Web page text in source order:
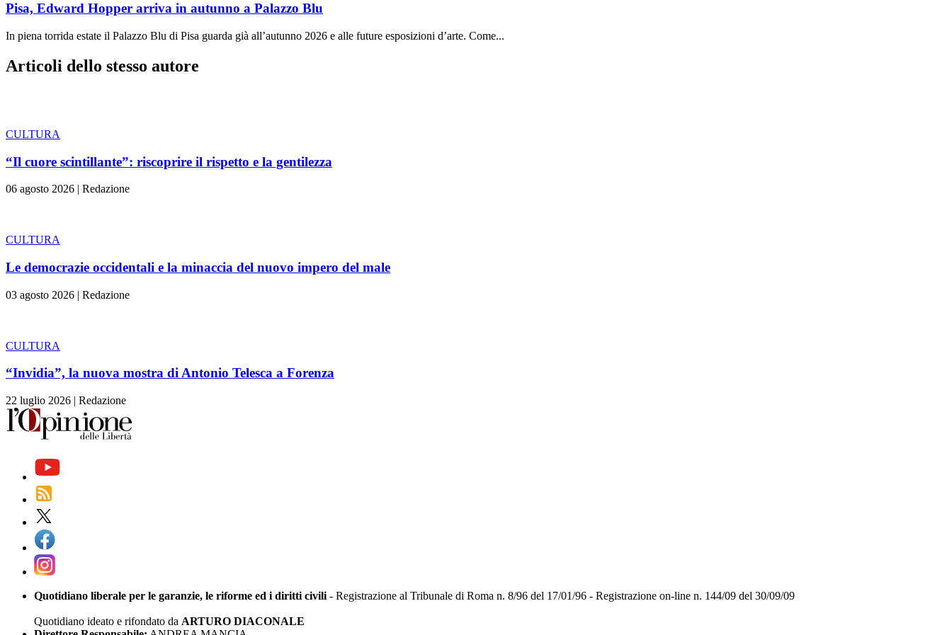
Pisa, Edward Hopper arriva in autunno a Palazzo Blu
In piena torrida estate il Palazzo Blu di Pisa guarda già all’autunno 2026 e alle future esposizioni d’arte. Come...
Articoli dello stesso autore
CULTURA
“Il cuore scintillante”: riscoprire il rispetto e la gentilezza
06 agosto 2026 | Redazione
CULTURA
Le democrazie occidentali e la minaccia del nuovo impero del male
03 agosto 2026 | Redazione
CULTURA
“Invidia”, la nuova mostra di Antonio Telesca a Forenza
22 luglio 2026 | Redazione
Quotidiano liberale per le garanzie, le riforme ed i diritti civili - Registrazione al Tribunale di Roma n. 8/96 del 17/01/96 - Registrazione on-line n. 144/09 del 30/09/09
Quotidiano ideato e rifondato da ARTURO DIACONALE